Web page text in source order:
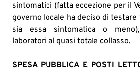
sintomatici (fatta eccezione per il
governo locale ha deciso di
sia essa sintomatica o
laboratori al quasi totale collasso.
SPESA PUBBLICA E POSTI